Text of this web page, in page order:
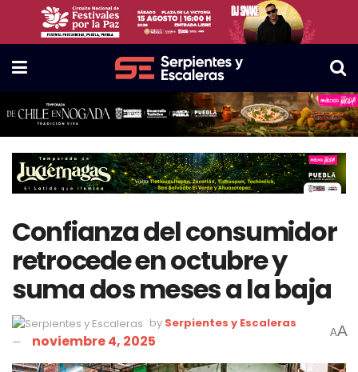
Confianza del consumidor
retrocede en octubre y
suma dos meses a la baja
by Serpientes y Escaleras
noviembre 4, 2025 AA